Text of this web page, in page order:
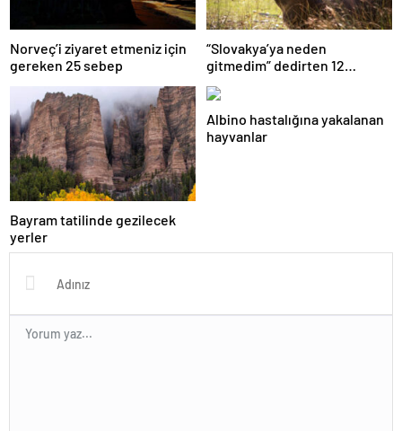
Norveç’i ziyaret etmeniz için
gereken 25 sebep
“Slovakya’ya neden
gitmedim” dedirten 12
fotoğraf
Bayram tatilinde gezilecek
yerler
Albino hastalığına yakalanan
hayvanlar